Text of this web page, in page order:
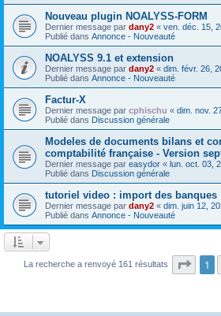
Nouveau plugin NOALYSS-FORM
Dernier message par dany2 « ven. déc. 15,
Publié dans Annonce - Nouveauté
NOALYSS 9.1 et extension
Dernier message par dany2 « dim. févr. 26,
Publié dans Annonce - Nouveauté
Factur-X
Dernier message par cphischu « dim. nov.
Publié dans Discussion générale
Modeles de documents bilans et
comptabilité française - Version
Dernier message par easydor « lun. oct. 03,
Publié dans Discussion générale
tutoriel video : import des banques
Dernier message par dany2 « dim. juin 12,
Publié dans Annonce - Nouveauté
La recherche a renvoyé 161 résultats Page
1